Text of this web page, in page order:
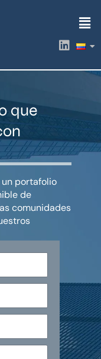
L
i
k
i
que
portafolio
de
comunidades